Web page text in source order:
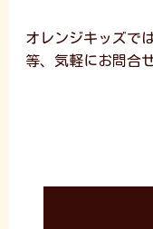
オレンジキッズで
等、気軽にお問合